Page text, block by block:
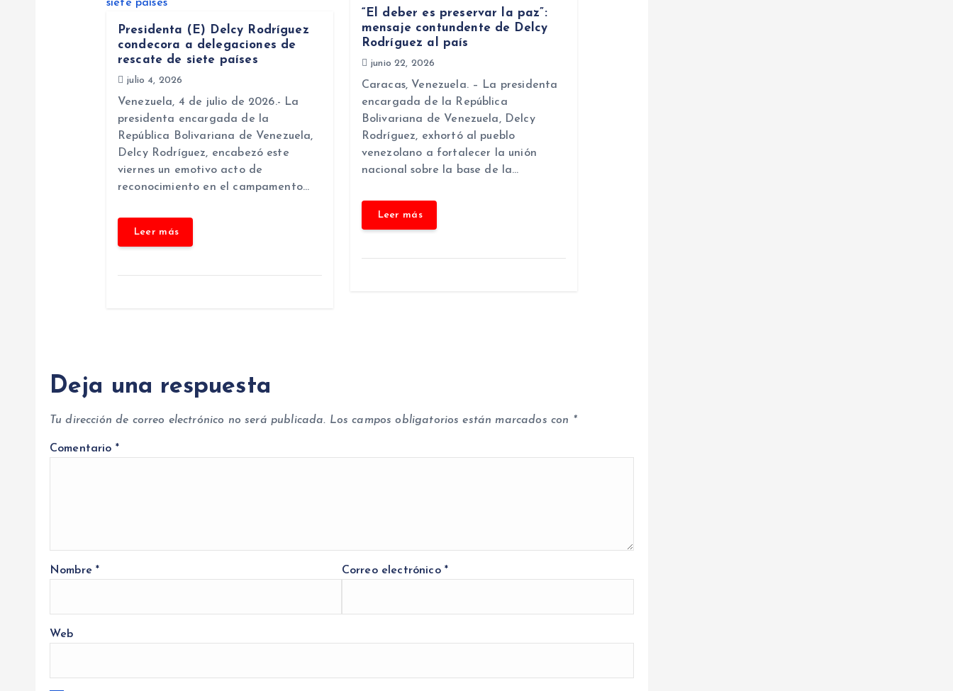
r
a
d
s
Presidenta (E) Delcy Rodríguez
condecora a delegaciones de
rescate de siete países
julio 4, 2026
Venezuela, 4 de julio de 2026.- La
presidenta encargada de la
República Bolivariana de Venezuela,
Delcy Rodríguez, encabezó este
viernes un emotivo acto de
reconocimiento en el campamento…
“El deber es preservar la paz”:
mensaje contundente de Delcy
Rodríguez al país
junio 22, 2026
Caracas, Venezuela. – La presidenta
encargada de la República
Bolivariana de Venezuela, Delcy
Rodríguez, exhortó al pueblo
venezolano a fortalecer la unión
nacional sobre la base de la…
Deja una respuesta
Tu dirección de correo electrónico no será publicada. Los campos obligatorios están marcados con *
Comentario *
Nombre* Correo electrónico *
Web